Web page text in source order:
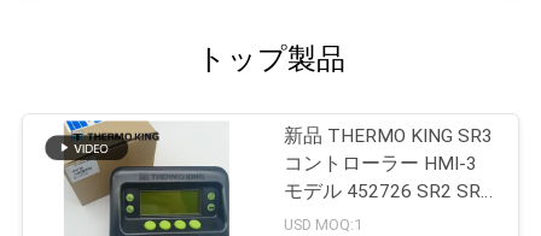
トップ製品
新品 THERMO KING SR3
コントローラー HMI-3
モデル 452726 SR2 SR3
SR4 修理サービス付き
USD MOQ:1